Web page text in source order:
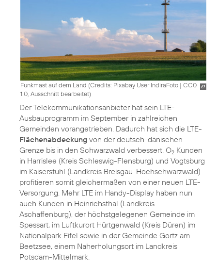
Funkmast auf dem Land (Credits: Pixabay User IndiraFoto | CC0
1.0, Ausschnitt bearbeitet)
Der Telekommunikationsanbieter hat sein LTE-
Ausbauprogramm im September in zahlreichen
Gemeinden vorangetrieben. Dadurch hat sich die LTE-
Flächenabdeckung von der deutsch-dänischen
Grenze bis in den Schwarzwald verbessert. O2 Kunden
in Harrislee (Kreis Schleswig-Flensburg) und Vogtsburg
im Kaiserstuhl (Landkreis Breisgau-Hochschwarzwald)
profitieren somit gleichermaßen von einer neuen LTE-
Versorgung. Mehr LTE im Handy-Display haben nun
auch Kunden in Heinrichsthal (Landkreis
Aschaffenburg), der höchstgelegenen Gemeinde im
Spessart, im Luftkurort Hürtgenwald (Kreis Düren) im
Nationalpark Eifel sowie in der Gemeinde Gortz am
Beetzsee, einem Naherholungsort im Landkreis
Potsdam-Mittelmark.